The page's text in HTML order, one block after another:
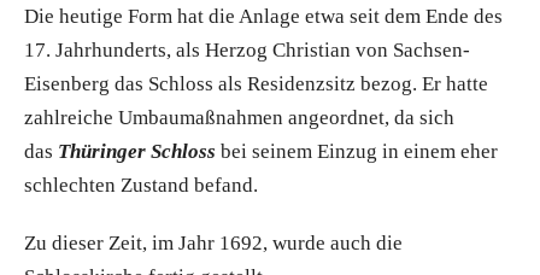
Die heutige Form hat die Anlage etwa seit dem Ende des
17. Jahrhunderts, als Herzog Christian von Sachsen-
Eisenberg das Schloss als Residenzsitz bezog. Er hatte
zahlreiche Umbaumaßnahmen angeordnet, da sich
das Thüringer Schloss bei seinem Einzug in einem eher
schlechten Zustand befand.
Zu dieser Zeit, im Jahr 1692, wurde auch die